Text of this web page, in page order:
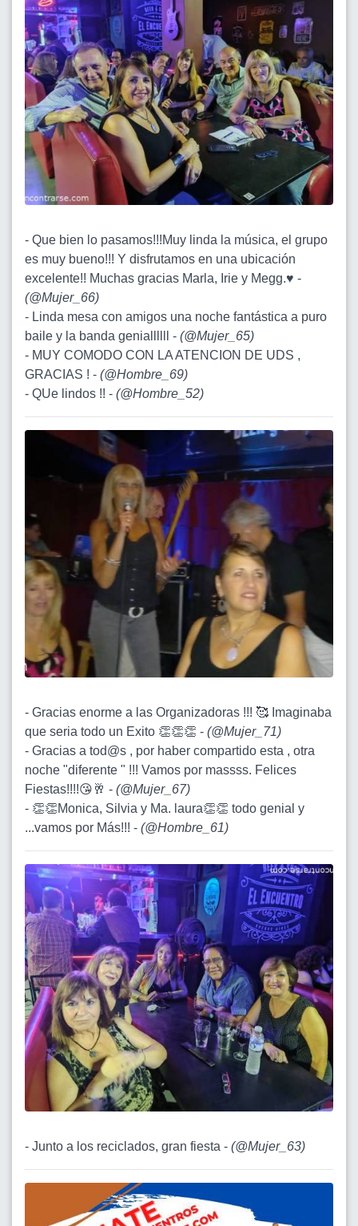
- Que bien lo pasamos!!!Muy linda la música, el grupo
es muy bueno!!! Y disfrutamos en una ubicación
excelente!! Muchas gracias Marla, Irie y Megg.♥️ -
(@Mujer_66)
- Linda mesa con amigos una noche fantástica a puro
baile y la banda geniallllll - (@Mujer_65)
- MUY COMODO CON LA ATENCION DE UDS ,
GRACIAS ! - (@Hombre_69)
- QUe lindos !! - (@Hombre_52)
- Gracias enorme a las Organizadoras !!! 🥰 Imaginaba
que seria todo un Exito 👏👏👏 - (@Mujer_71)
- Gracias a tod@s , por haber compartido esta , otra
noche "diferente " !!! Vamos por massss. Felices
Fiestas!!!!😘🥂 - (@Mujer_67)
- 👏👏Monica, Silvia y Ma. laura👏👏 todo genial y
...vamos por Más!!! - (@Hombre_61)
- Junto a los reciclados, gran fiesta - (@Mujer_63)